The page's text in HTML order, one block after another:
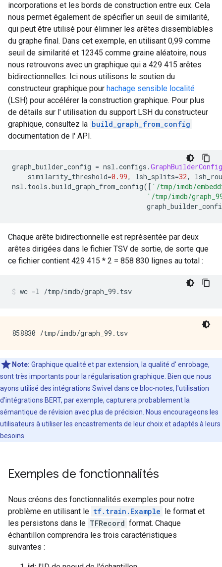
incorporations et les bords de construction entre eux. Cela
nous permet également de spécifier un seuil de similarité,
qui peut être utilisé pour éliminer les arêtes dissemblables
du graphe final. Dans cet exemple, en utilisant 0,99 comme
seuil de similarité et 12345 comme graine aléatoire, nous
nous retrouvons avec un graphique qui a 429 415 arêtes
bidirectionnelles. Ici nous utilisons le soutien du
constructeur graphique pour hachage sensible localité
(LSH) pour accélérer la construction graphique. Pour plus
de détails sur l' utilisation du support LSH du constructeur
graphique, consultez la build_graph_from_config
documentation de l' API.
graph_builder_config = nsl .configs .GraphBuilderConfig
similarity_threshold=0.99, lsh_splits=32,
nsl . tools .build_graph_from_config([ '/tmp/imdb/
'/tmp/imdb/
Chaque arête bidirectionnelle est représentée par deux
arêtes dirigées dans le fichier TSV de sortie, de sorte que
ce fichier contient 429 415 * 2 = 858 830 lignes au total :
wc -l /tmp/imdb/graph_99 . tsv
Note: Graphique qualité et par extension, la qualité d' enrobage,
sont très importants pour la régularisation graphique. Bien que nous
ayons utilisé des intégrations Swivel dans ce bloc-notes, l'utilisation
d'intégrations BERT, par exemple, capturera probablement la
sémantique de révision avec plus de précision. Nous encourageons les
utilisateurs à utiliser les encastrements de leur choix et adaptés à leurs
besoins.
Exemples de fonctionnalités
Nous créons des fonctionnalités exemples pour notre
problème en utilisant le tf.train.Example le format et
les persistons dans le TFRecord format. Chaque
échantillon comprendra les trois caractéristiques
suivantes :